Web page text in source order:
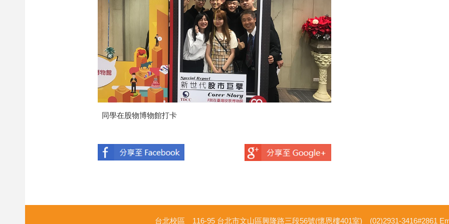
同學在股物博物館打卡
台北校區 116-95 台北市文山區興隆路三段56號(懷恩樓401室) (02)2931-3416#2861